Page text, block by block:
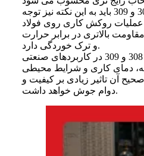
در تفاوت بین الکترود 308 و 309 باید به این نکته نیز توجه
309 برای عملیات روکش کاری روی فولاد
بالاتری در برابر حرارت
و ترک خوردگی دارد.
در نهایت، فرق الکترود 308 و 309 در کاربردهای صنعتی
دمای کاری و شرایط محیطی
آن تاثیر زیادی بر کیفیت و
دوام جوش خواهد داشت.